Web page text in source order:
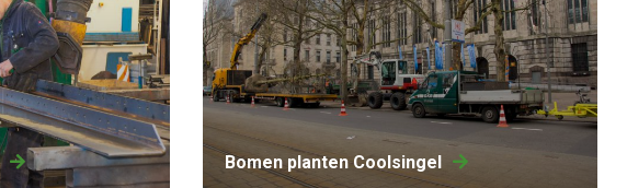
Bomen planten Coolsingel